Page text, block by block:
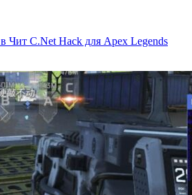
в Чит C.Net Hack для Apex Legends